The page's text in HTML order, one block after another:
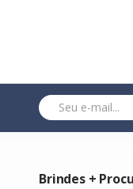
Brindes +